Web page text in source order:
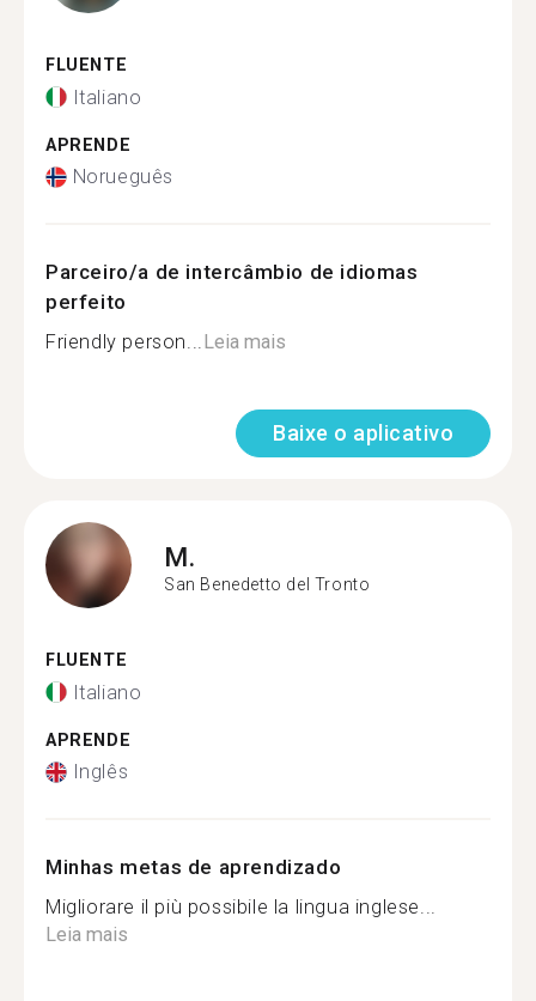
FLUENTE
Italiano
APRENDE
Norueguês
Parceiro/a de intercâmbio de idiomas
perfeito
Friendly person...Leia mais
Baixe o aplicativo
M.
San Benedetto del Tronto
FLUENTE
Italiano
APRENDE
Inglês
Minhas metas de aprendizado
Migliorare il più possibile la lingua inglese...
Leia mais